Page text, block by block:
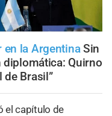
en la Argentina Sin
Quirno
de Brasil”
el capítulo de